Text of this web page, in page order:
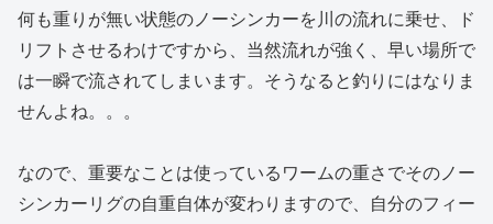
何も重りが無い状態のノーシンカーを川の流れに乗せ、ド
リフトさせるわけですから、当然流れが強く、早い場所で
は一瞬で流されてしまいます。そうなると釣りにはなりま
せんよね。。。
なので、重要なことは使っているワームの重さでそのノー
シンカーリグの自重自体が変わりますので、自分のフィー